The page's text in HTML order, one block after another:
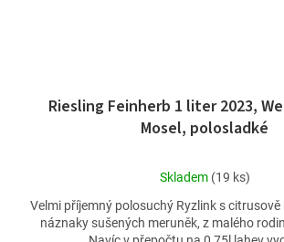
Riesling Feinherb 1 liter 2023,
Mosel, polosladké
Průměrné
produktu
je
Skladem (19 ks)
Velmi příjemný polosuchý Ryzlink s
náznaky sušených meruněk, z malého